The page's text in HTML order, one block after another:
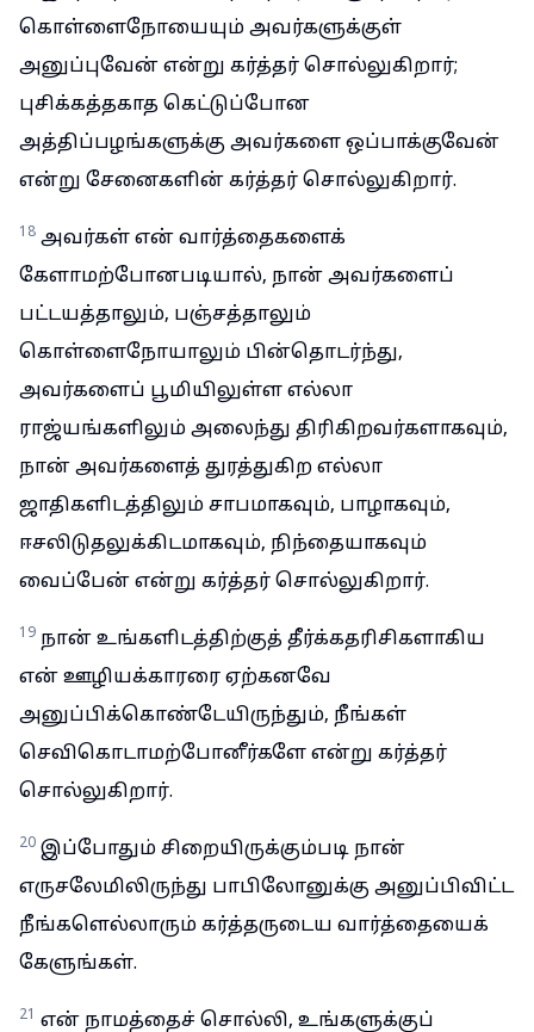
கொள்ளைநோயையும் அவர்களுக்குள்
அனுப்புவேன் என்று கர்த்தர் சொல்லுகிறார்;
புசிக்கத்தகாத கெட்டுப்போன
அத்திப்பழங்களுக்கு அவர்களை ஒப்பாக்குவேன்
என்று சேனைகளின் கர்த்தர் சொல்லுகிறார்.
18 அவர்கள் என் வார்த்தைகளைக்
கேளாமற்போனபடியால், நான் அவர்களைப்
பட்டயத்தாலும், பஞ்சத்தாலும்
கொள்ளைநோயாலும் பின்தொடர்ந்து,
அவர்களைப் பூமியிலுள்ள எல்லா
ராஜ்யங்களிலும் அலைந்து திரிகிறவர்களாகவும்,
நான் அவர்களைத் துரத்துகிற எல்லா
ஜாதிகளிடத்திலும் சாபமாகவும், பாழாகவும்,
ஈசலிடுதலுக்கிடமாகவும், நிந்தையாகவும்
வைப்பேன் என்று கர்த்தர் சொல்லுகிறார்.
19 நான் உங்களிடத்திற்குத் தீர்க்கதரிசிகளாகிய
என் ஊழியக்காரரை ஏற்கனவே
அனுப்பிக்கொண்டேயிருந்தும், நீங்கள்
செவிகொடாமற்போனீர்களே என்று கர்த்தர்
சொல்லுகிறார்.
20 இப்போதும் சிறையிருக்கும்படி நான்
எருசலேமிலிருந்து பாபிலோனுக்கு அனுப்பிவிட்ட
நீங்களெல்லாரும் கர்த்தருடைய வார்த்தையைக்
கேளுங்கள்.
21 என் நாமத்தைச் சொல்லி, உங்களுக்குப்